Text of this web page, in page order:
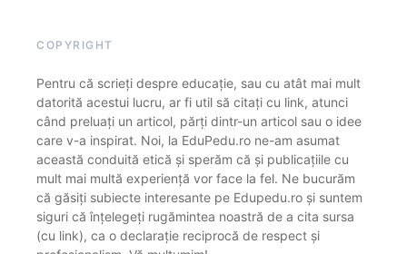
COPYRIGHT
Pentru că scrieți despre educație, sau cu atât mai mult
datorită acestui lucru, ar fi util să citați cu link, atunci
când preluați un articol, părți dintr-un articol sau o idee
care v-a inspirat. Noi, la EduPedu.ro ne-am asumat
această conduită etică și sperăm că și publicațiile cu
mult mai multă experiență vor face la fel. Ne bucurăm
că găsiți subiecte interesante pe Edupedu.ro și suntem
siguri că înțelegeți rugămintea noastră de a cita sursa
(cu link), ca o declarație reciprocă de respect și